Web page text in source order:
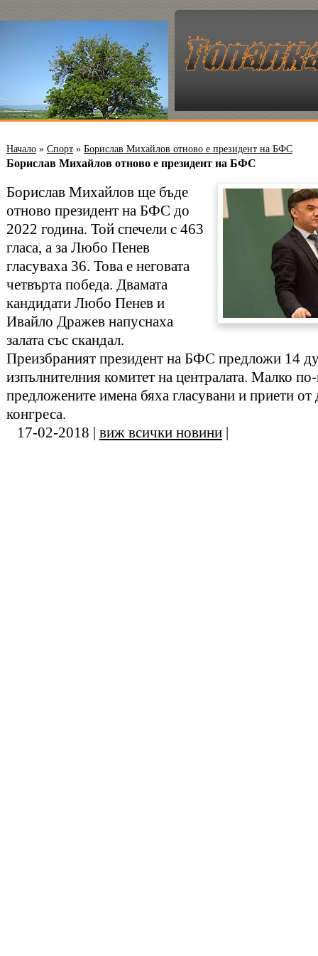
Начало » Спорт » Борислав Михайлов отново е президент на БФС
Борислав Михайлов отново е президент на БФС
Борислав Михайлов ще бъде
отново президент на БФС до
2022 година. Той спечели с 463
гласа, а за Любо Пенев
гласуваха 36. Това е неговата
четвърта победа. Двамата
кандидати Любо Пенев и
Ивайло Дражев напуснаха
залата със скандал.
Преизбраният президент на БФС предложи 14
изпълнителния комитет на централата. Малко
предложените имена бяха гласувани и приети от
конгреса.
17-02-2018 | виж всички новини |